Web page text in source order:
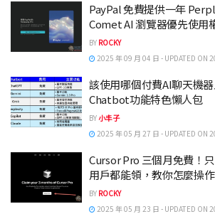
PayPal 免費提供一年
Comet AI 瀏覽器優先使用
BY ROCKY
2025 年 09 月 04 日 - UPDATED ON
該使用哪個付費AI聊天機
Chatbot功能特色懶人包
BY小丰子
2025 年 05 月 27 日 - UPDATED ON
Cursor Pro 三個月免費！
用戶都能領，教你怎麼操作
BY ROCKY
2025 年 05 月 23 日 - UPDATED ON